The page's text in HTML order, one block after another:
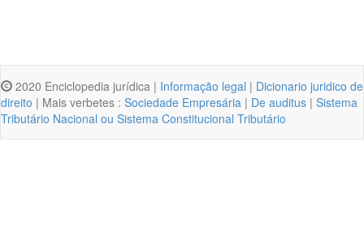
2020 Enciclopedia jurídica | Informação legal | Dicionario juridico de
direito | Mais verbetes : Sociedade Empresária | De auditus | Sistema
Tributário Nacional ou Sistema Constitucional Tributário